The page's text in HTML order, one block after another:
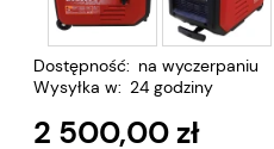
Dostępność: na wyczerpaniu
Wysyłka w: 24 godziny
2 500,00 zł